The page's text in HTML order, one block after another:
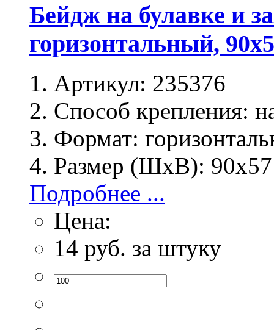
Бейдж на булавке и
горизонтальный,
Артикул: 235376
Способ крепления:
Формат:
Размер (ШхВ):
Подробнее ...
Цена:
14 руб. за штуку